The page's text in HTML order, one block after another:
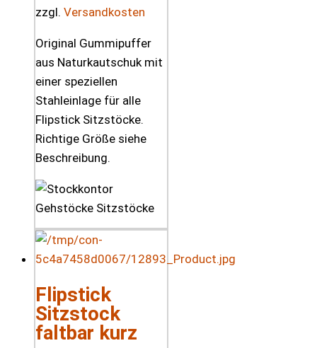
zzgl. Versandkosten
Original Gummipuffer
aus Naturkautschuk mit
einer speziellen
Stahleinlage für alle
Flipstick Sitzstöcke.
Richtige Größe siehe
Beschreibung.
Flipstick
Sitzstock
faltbar kurz